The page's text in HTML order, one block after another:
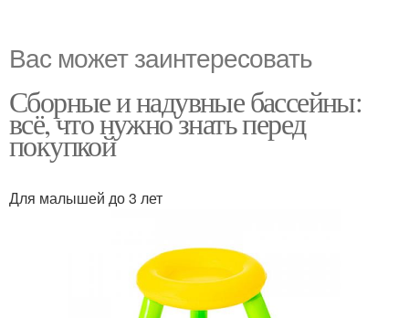
Вас может заинтересовать
Сборные и надувные бассейны:
всё, что нужно знать перед
покупкой
Для малышей до 3 лет